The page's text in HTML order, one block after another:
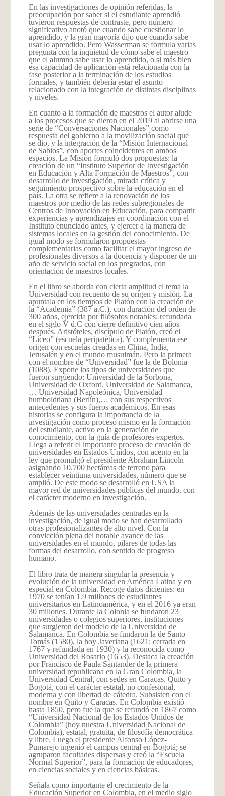
En las investigaciones de opinión referidas, la
preocupación por saber si el estudiante aprendió
tuvieron respuestas de contraste, pero número
significativo anotó que cuando sabe cuestionar lo
aprendido, y la gran mayoría dijo que cuando sabe
usar lo aprendido. Pero Wasserman se formula varias
pregunta con la inquietud de cómo sabe el maestro
que el alumno sabe usar lo aprendido, o si más bien
esa capacidad de aplicación está relacionada con la
fase posterior a la terminación de los estudios
formales, y también debería estar el asunto
relacionado con la integración de distintas disciplinas
y niveles.
En cuanto a la formación de maestros el autor alude
a los procesos que se dieron en el 2019 al abrirse una
serie de “Conversaciones Nacionales” como
respuesta del gobierno a la movilización social que
se dio, y la integración de la “Misión Internacional
de Sabios”, con aportes coincidentes en ambos
espacios. La Misión formuló dos propuestas: la
creación de un “Instituto Superior de Investigación
en Educación y Alta Formación de Maestros”, con
desarrollo de investigación, mirada crítica y
seguimiento prospectivo sobre la educación en el
país. La otra se refiere a la renovación de los
maestros por medio de las redes subregionales de
Centros de Innovación en Educación, para compartir
experiencias y aprendizajes en coordinación con el
Instituto enunciado antes, y ejercer a la manera de
sistemas locales en la gestión del conocimiento. De
igual modo se formularon propuestas
complementarias como facilitar el mayor ingreso de
profesionales diversos a la docencia y disponer de un
año de servicio social en los pregrados, con
orientación de maestros locales.
En el libro se aborda con cierta amplitud el tema la
Universidad con recuento de su origen y misión. La
apuntala en los tiempos de Platón con la creación de
la “Academia” (387 a.C.), con duración del orden de
300 años, ejercida por filósofos notables; refundada
en el siglo V d.C con cierre definitivo cien años
después. Aristóteles, discípulo de Platón, creó el
“Liceo” (escuela peripatética). Y complementa ese
origen con escuelas creadas en China, India,
Jerusalén y en el mundo musulmán. Pero la primera
con el nombre de “Universidad” fue la de Bolonia
(1088). Expone los tipos de universidades que
fueron surgiendo: Universidad de la Sorbona,
Universidad de Oxford, Universidad de Salamanca,
… Universidad Napoleónica, Universidad
humboldtiana (Berlín),… con sus respectivos
antecedentes y sus fueros académicos. En esas
historias se configura la importancia de la
investigación como proceso mismo en la formación
del estudiante, activo en la generación de
conocimiento, con la guía de profesores expertos.
Llega a referir el importante proceso de creación de
universidades en Estados Unidos, con acento en la
ley que promulgó el presidente Abraham Lincoln
asignando 10.700 hectáreas de terreno para
establecer veintiuna universidades, número que se
amplió. De este modo se desarrolló en USA la
mayor red de universidades públicas del mundo, con
el carácter moderno en investigación.
Además de las universidades centradas en la
investigación, de igual modo se han desarrollado
otras profesionalizantes de alto nivel. Con la
convicción plena del notable avance de las
universidades en el mundo, pilares de todas las
formas del desarrollo, con sentido de progreso
humano.
El libro trata de manera singular la presencia y
evolución de la universidad en América Latina y en
especial en Colombia. Recoge datos dicientes: en
1970 se tenían 1.9 millones de estudiantes
universitarios en Latinoamérica, y en el 2016 ya eran
30 millones. Durante la Colonia se fundaron 23
universidades o colegios superiores, instituciones
que surgieron del modelo de la Universidad de
Salamanca. En Colombia se fundaron la de Santo
Tomás (1580), la hoy Javeriana (1621; cerrada en
1767 y refundada en 1930) y la reconocida como
Universidad del Rosario (1653). Destaca la creación
por Francisco de Paula Santander de la primera
universidad republicana en la Gran Colombia, la
Universidad Central, con sedes en Caracas, Quito y
Bogotá, con el carácter estatal, no confesional,
moderna y con libertad de cátedra. Subsisten con el
nombre en Quito y Caracas. En Colombia existió
hasta 1850, pero fue la que se refundó en 1867 como
“Universidad Nacional de los Estados Unidos de
Colombia” (hoy nuestra Universidad Nacional de
Colombia), estatal, gratuita, de filosofía democrática
y libre. Luego el presidente Alfonso López-
Pumarejo ingenió el campus central en Bogotá; se
agruparon facultades dispersas y creó la “Escuela
Normal Superior”, para la formación de educadores,
en ciencias sociales y en ciencias básicas.
Señala como importante el crecimiento de la
Educación Superior en Colombia, en el medio siglo